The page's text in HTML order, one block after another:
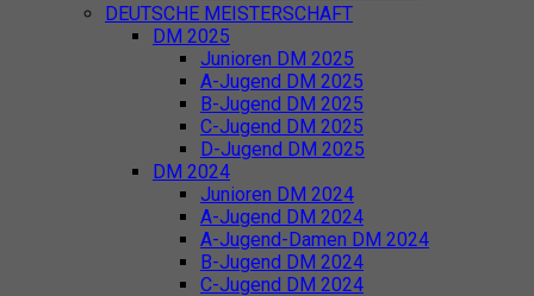
DEUTSCHE MEISTERSCHAFT
DM 2025
Junioren DM 2025
A-Jugend DM 2025
B-Jugend DM 2025
C-Jugend DM 2025
D-Jugend DM 2025
DM 2024
Junioren DM 2024
A-Jugend DM 2024
A-Jugend-Damen DM 2024
B-Jugend DM 2024
C-Jugend DM 2024